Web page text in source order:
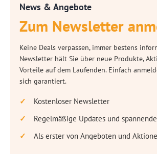
News & Angebote
Zum Newsletter
Keine Deals verpassen, immer bestens
Newsletter hält Sie über neue Produkte,
Vorteile auf dem Laufenden. Einfach
sich garantiert.
Kostenloser Newsletter
Regelmäßige Updates und
Als erster von Angeboten und